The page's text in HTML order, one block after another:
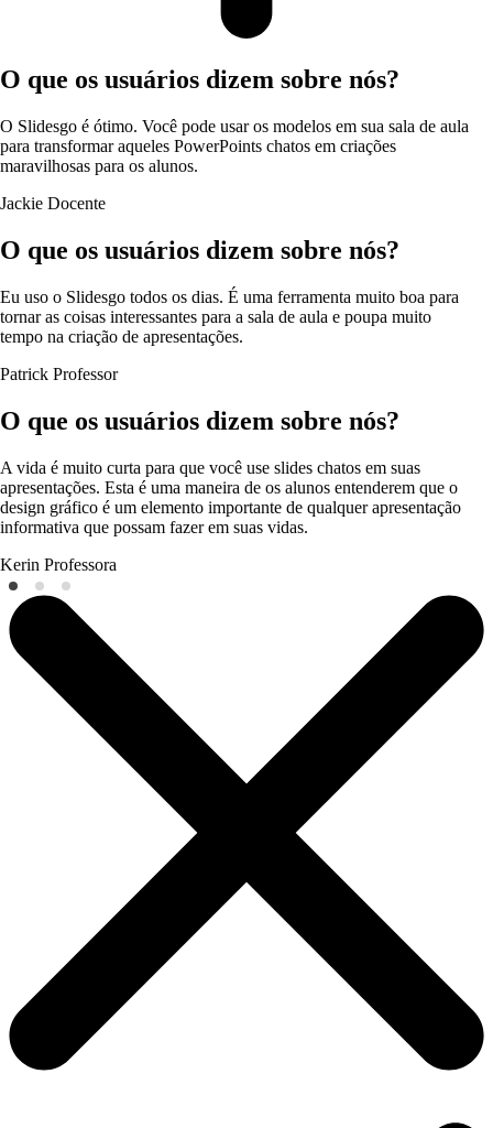
O que os usuários dizem sobre nós?
O Slidesgo é ótimo. Você pode usar os modelos em sua sala de aula
para transformar aqueles PowerPoints chatos em criações
maravilhosas para os alunos.
Jackie Docente
O que os usuários dizem sobre nós?
Eu uso o Slidesgo todos os dias. É uma ferramenta muito boa para
tornar as coisas interessantes para a sala de aula e poupa muito
tempo na criação de apresentações.
Patrick Professor
O que os usuários dizem sobre nós?
A vida é muito curta para que você use slides chatos em suas
apresentações. Esta é uma maneira de os alunos entenderem que o
design gráfico é um elemento importante de qualquer apresentação
informativa que possam fazer em suas vidas.
Kerin Professora